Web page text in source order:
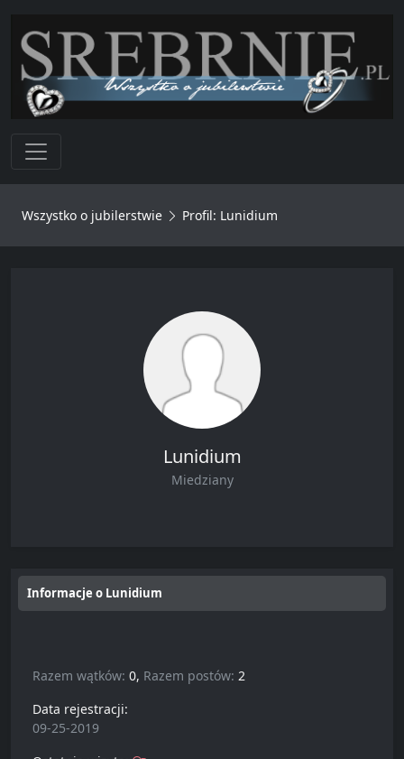
Toggle navigation
Wszystko o jubilerstwie Profil: Lunidium
Lunidium
Miedziany
Informacje o Lunidium
Razem wątków: 0, Razem postów: 2
Data rejestracji:
09-25-2019